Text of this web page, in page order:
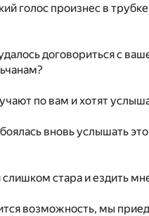
голос произнес в
договориться с
по вам и хотят
вновь услышать
стара и ездить
возможность, мы